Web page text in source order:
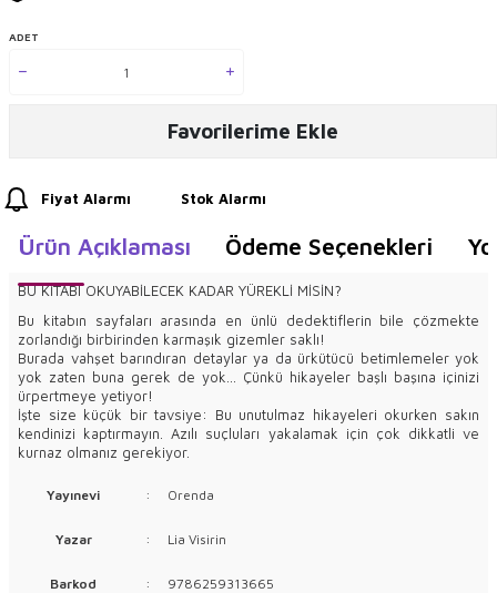
ADET
Favorilerime Ekle
Fiyat Alarmı Stok Alarmı
Ürün Açıklaması Ödeme Seçenekleri
BU KİTABI OKUYABİLECEK KADAR YÜREKLİ MİSİN?
Bu kitabın sayfaları arasında en ünlü dedektiflerin bile çözmekte
zorlandığı birbirinden karmaşık gizemler saklı!
Burada vahşet barındıran detaylar ya da ürkütücü betimlemeler yok
yok zaten buna gerek de yok... Çünkü hikayeler başlı başına içinizi
ürpertmeye yetiyor!
İşte size küçük bir tavsiye: Bu unutulmaz hikayeleri okurken sakın
kendinizi kaptırmayın. Azılı suçluları yakalamak için çok dikkatli ve
kurnaz olmanız gerekiyor.
Yayınevi : Orenda
Yazar : Lia Visirin
Barkod : 9786259313665